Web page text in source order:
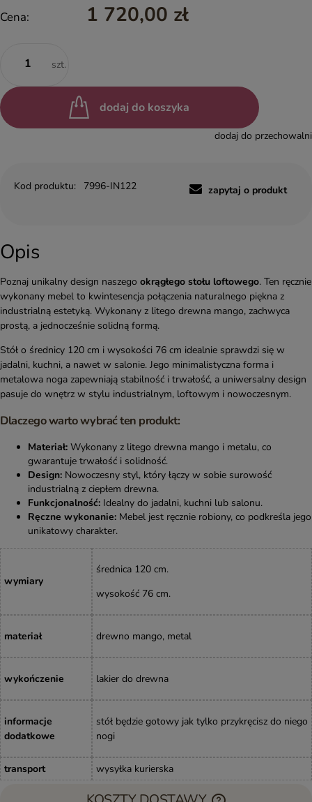
Cena: 1 720,00 zł
szt.
dodaj do koszyka
dodaj do przechowalni
Kod produktu: 7996-IN122 zapytaj o produkt
Opis
Poznaj unikalny design naszego okrągłego stołu loftowego. Ten ręcznie
wykonany mebel to kwintesencja połączenia naturalnego piękna z
industrialną estetyką. Wykonany z litego drewna mango, zachwyca
prostą, a jednocześnie solidną formą.
Stół o średnicy 120 cm i wysokości 76 cm idealnie sprawdzi się w
jadalni, kuchni, a nawet w salonie. Jego minimalistyczna forma i
metalowa noga zapewniają stabilność i trwałość, a uniwersalny design
pasuje do wnętrz w stylu industrialnym, loftowym i nowoczesnym.
Dlaczego warto wybrać ten produkt:
Materiał: Wykonany z litego drewna mango i metalu, co
gwarantuje trwałość i solidność.
Design: Nowoczesny styl, który łączy w sobie surowość
industrialną z ciepłem drewna.
Funkcjonalność: Idealny do jadalni, kuchni lub salonu.
Ręczne wykonanie: Mebel jest ręcznie robiony, co podkreśla jego
unikatowy charakter.
wymiary
średnica 120 cm.
wysokość 76 cm.
materiał drewno mango, metal
wykończenie lakier do drewna
informacje
dodatkowe
stół będzie gotowy jak tylko przykręcisz do niego
nogi
transport wysyłka kurierska